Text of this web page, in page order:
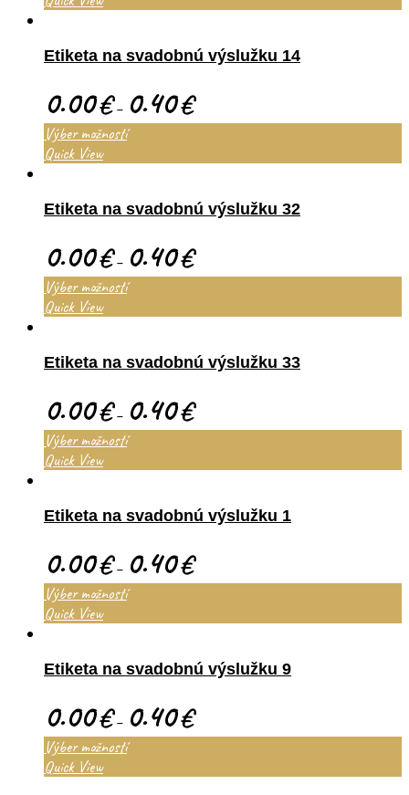
Etiketa na svadobnú výslužku 14
0.00€– 0.40€
Výber možností
Quick View
Etiketa na svadobnú výslužku 32
0.00€– 0.40€
Výber možností
Quick View
Etiketa na svadobnú výslužku 33
0.00€– 0.40€
Výber možností
Quick View
Etiketa na svadobnú výslužku 1
0.00€– 0.40€
Výber možností
Quick View
Etiketa na svadobnú výslužku 9
0.00€– 0.40€
Výber možností
Quick View